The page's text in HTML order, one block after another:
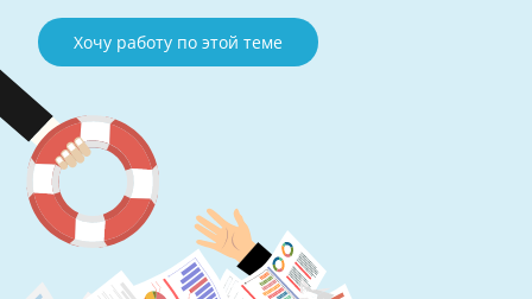
Хочу работу по этой теме